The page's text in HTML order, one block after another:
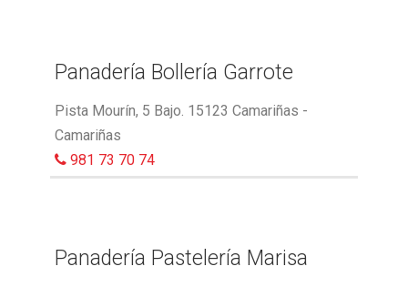
Panadería Bollería Garrote
Pista Mourín, 5 Bajo. 15123 Camariñas -
Camariñas
981 73 70 74
Panadería Pastelería Marisa